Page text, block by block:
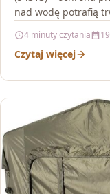
nad wodę potrafią
4 minuty czytania
Czytaj więcej